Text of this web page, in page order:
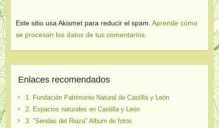
Este sitio usa Akismet para reducir el spam. Aprende cómo
se procesan los datos de tus comentarios.
Enlaces recomendados
1. Fundación Patrimonio Natural de Castilla y León
2. Espacios naturales en Castilla y León
3. "Sendas del Riaza" Album de fotos